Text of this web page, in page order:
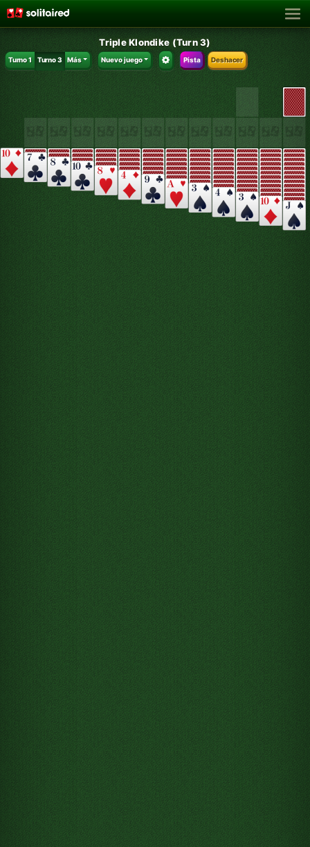
Triple Klondike (Turn 3)
Turno 1 Turno 3 Más Nuevo juego Pista Deshacer